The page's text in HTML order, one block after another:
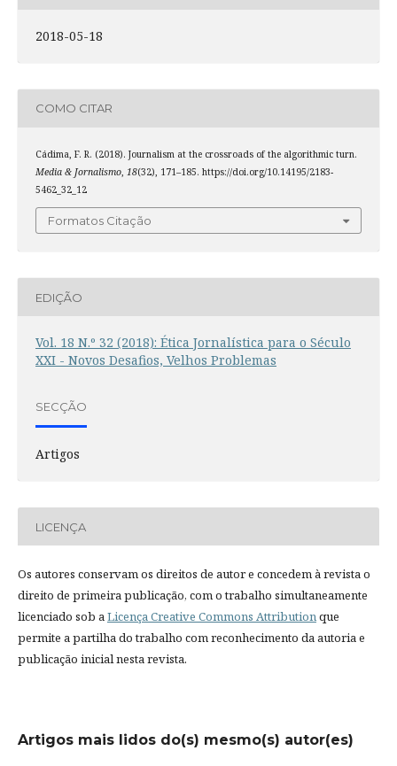
2018-05-18
COMO CITAR
Cádima, F. R. (2018). Journalism at the crossroads of the algorithmic turn.
Media & Jornalismo, 18(32), 171–185. https://doi.org/10.14195/2183-
5462_32_12
Formatos Citação
EDIÇÃO
Vol. 18 N.º 32 (2018): Ética Jornalística para o Século
XXI - Novos Desafios, Velhos Problemas
SECÇÃO
Artigos
LICENÇA
Os autores conservam os direitos de autor e concedem à revista o
direito de primeira publicação, com o trabalho simultaneamente
licenciado sob aLicença Creative Commons Attributionque
permite a partilha do trabalho com reconhecimento da autoria e
publicação inicial nesta revista.
Artigos mais lidos do(s) mesmo(s) autor(es)